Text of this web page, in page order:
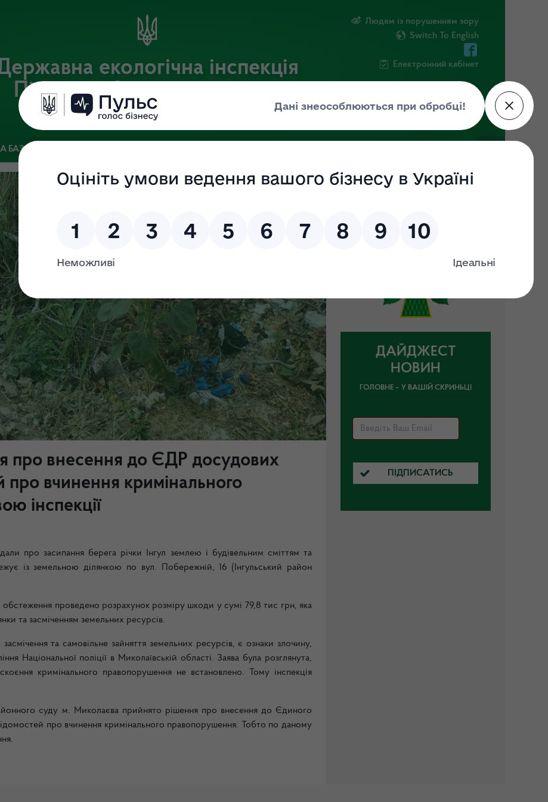
екологічна інспекція
Південно-Західного округу
Офіційний веб-портал Державної екологічної інспекції України
Людям із порушенням зору
Switch To English
Електронний кабінет
БАЗА
про внесення до ЄДР досудових
про вчинення кримінального
інспекції
про засипання берега річки Інгул землею і будівельним сміттям та
із земельною ділянкою по вул. Побережній, 16 (Інгульський район
обстеження проведено розрахунок розміру шкоди у сумі 79,8 тис грн, яка
та засміченням земельних ресурсів.
та самовільне зайняття земельних ресурсів, є ознаки злочину,
Національної поліції в Миколаївській області. Заява була розглянута,
кримінального правопорушення не встановлено. Тому інспекція
суду м. Миколаєва прийнято рішення про внесення до Єдиного
про вчинення кримінального правопорушення. Тобто по даному
ДАЙДЖЕСТ
НОВИН
ГОЛОВНЕ – У ВАШІЙ СКРИНЬЦІ
ПІДПИСАТИСЬ